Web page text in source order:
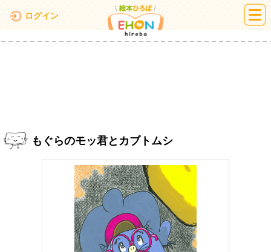
ログイン 絵本ひろば
もぐらのモッ君とカブトムシ